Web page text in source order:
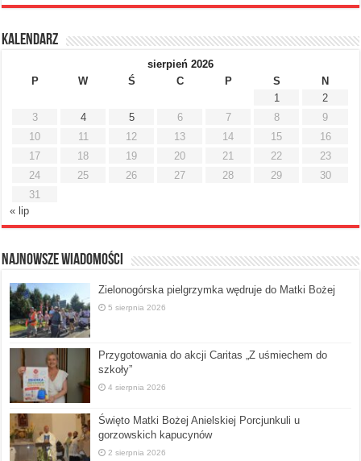
Kalendarz
sierpień 2026
P
W Ś C P S
N
1
2
3
4 5 6 7 8
9
10
11 12 13 14 15
16
17
18 19 20 21 22
23
24
25 26 27 28 29
30
31
« lip
Najnowsze Wiadomości
Zielonogórska pielgrzymka wędruje do Matki Bożej
5 sierpnia 2026
Przygotowania do akcji Caritas „Z uśmiechem do
szkoły”
4 sierpnia 2026
Święto Matki Bożej Anielskiej Porcjunkuli u
gorzowskich kapucynów
2 sierpnia 2026